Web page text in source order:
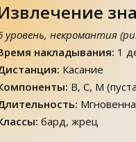
уровень, некромантия
накладывания: 1
Касание
В, С, М
бард, жрец